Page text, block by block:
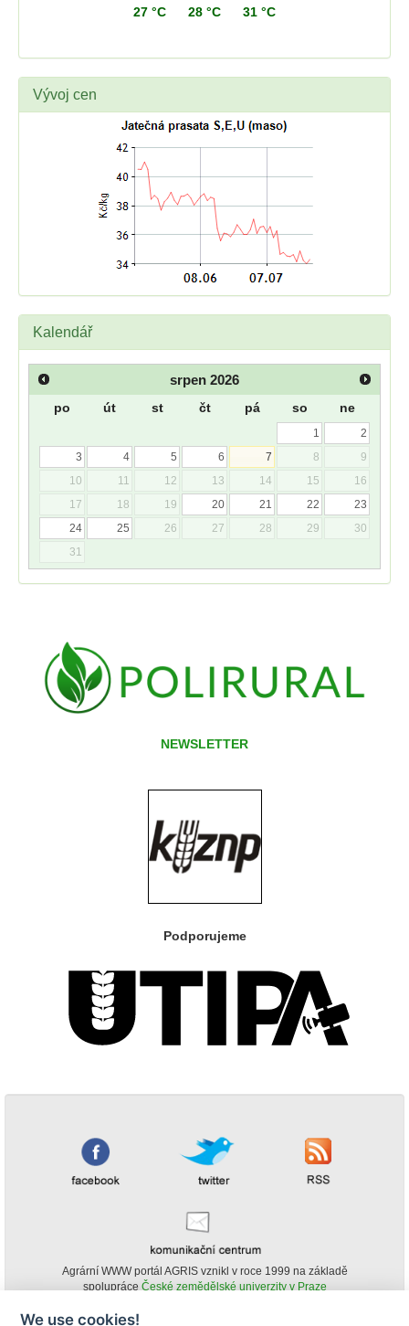
27 °C 28 °C 31 °C
Vývoj cen
Kalendář
srpen 2026
po út st čt pá so ne
1
2
3
4 5 6 7 8
9
10
11 12 13 14 15
16
17
18 19 20 21 22
23
24
25 26 27 28 29
30
31
NEWSLETTER
Podporujeme
Agrární WWW portál AGRIS vznikl v roce 1999 na základě
spolupráce České zemědělské univerzity v Praze
We use cookies!